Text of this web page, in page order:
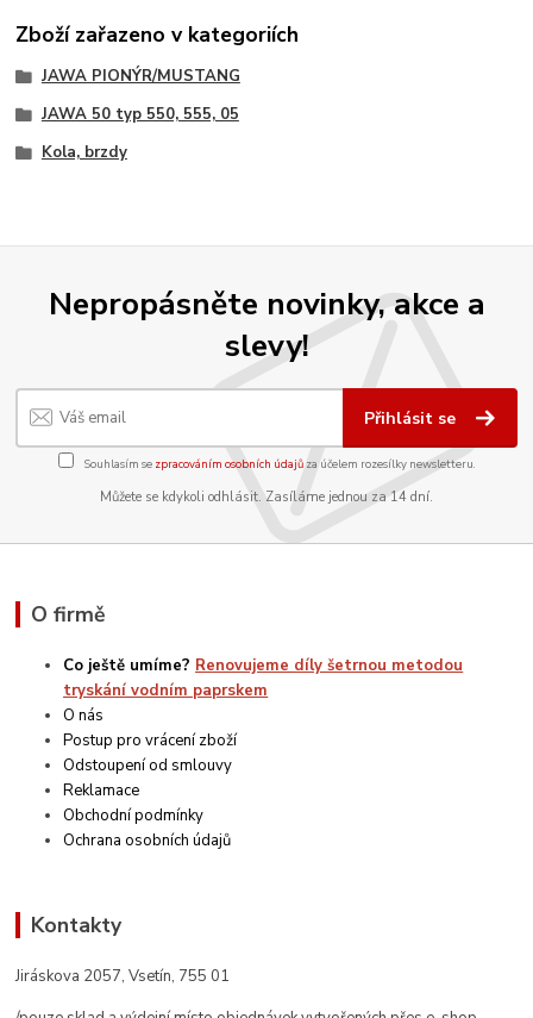
Zboží zařazeno v kategoriích
JAWA PIONÝR/MUSTANG
JAWA 50 typ 550, 555, 05
Kola, brzdy
Nepropásněte novinky, akce a
slevy!
Přihlásit se
Souhlasím se zpracováním osobních údajůza účelem rozesílky newsletteru.
Můžete se kdykoli odhlásit. Zasíláme jednou za 14 dní.
O firmě
Co ještě umíme? Renovujeme díly šetrnou metodou
tryskání vodním paprskem
O nás
Postup pro vrácení zboží
Odstoupení od smlouvy
Reklamace
Obchodní podmínky
Ochrana osobních údajů
Kontakty
Jiráskova 2057, Vsetín, 755 01